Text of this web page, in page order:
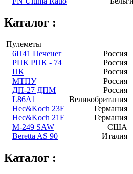
Каталог :
Пулеметы
6П41 Печенег
Россия
РПК РПК - 74
Россия
ПК
Россия
МТПУ
Россия
ДП-27 ДПМ
Россия
L86A1
Великобритания
Heс&Koch 23Е
Германия
Heс&Koch 21E
Германия
M-249 SAW
США
Beretta AS 90
Италия
Каталог :